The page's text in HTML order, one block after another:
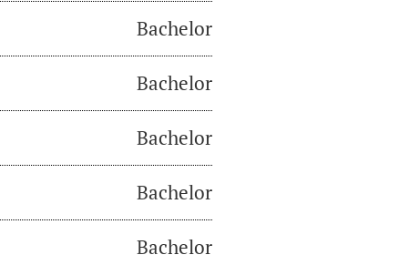
Bachelor
Bachelor
Bachelor
Bachelor
Bachelor